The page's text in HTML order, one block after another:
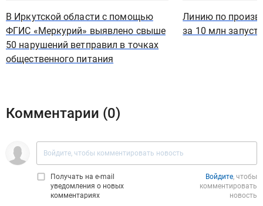
В Иркутской области с помощью
ФГИС «Меркурий» выявлено свыше
50 нарушений ветправил в точках
общественного питания
Линию по
за 10 млн
Комментарии (0)
Получать на e‑mail
уведомления о новых
комментариях
Войдите, чтобы
комментировать
новость